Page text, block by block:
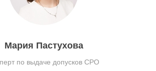
Мария Пастухова
по выдаче допусков СРО